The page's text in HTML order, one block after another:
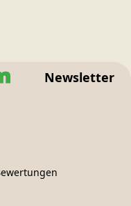
Newsletter